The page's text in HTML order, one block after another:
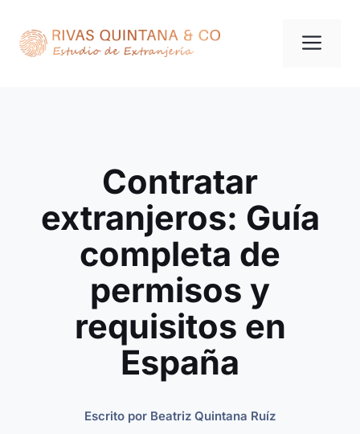
contenido
Contratar
extranjeros: Guía
completa de
permisos y
requisitos en
España
Escrito por Beatriz Quintana Ruíz